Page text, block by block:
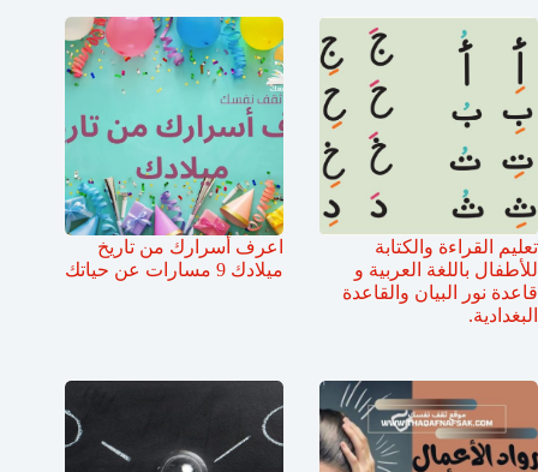
تعليم القراءة والكتابة
للأطفال باللغة العربية و
قاعدة نور البيان والقاعدة
البغدادية.
اعرف أسرارك من تاريخ
ميلادك 9 مسارات عن حياتك